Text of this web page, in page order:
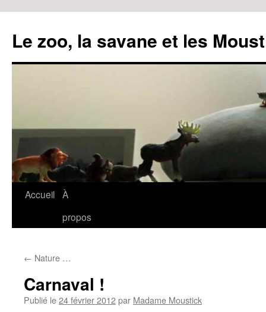
Le zoo, la savane et les
Aller
Accueil À
propos
← Nature …
Carnaval !
Publié le24 février 2012par Madame Moustick